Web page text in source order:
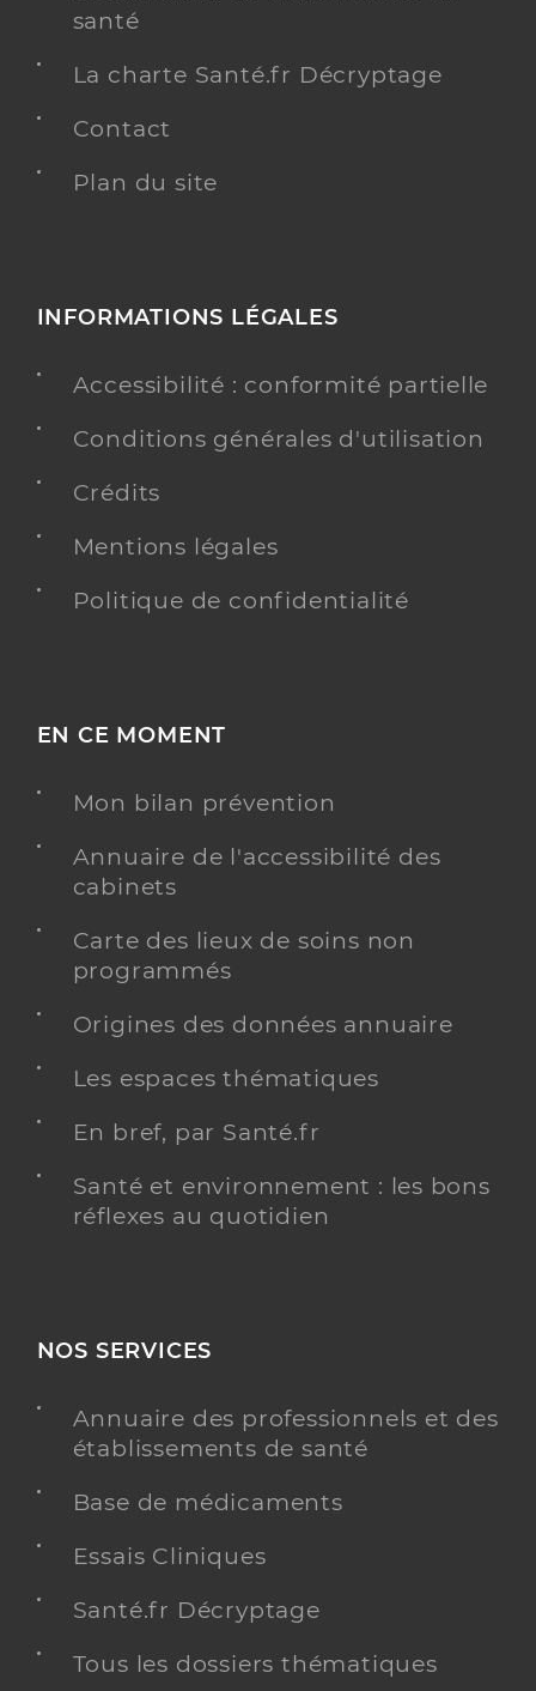
santé
La charte Santé.fr Décryptage
Contact
Plan du site
INFORMATIONS LÉGALES
Accessibilité : conformité partielle
Conditions générales d'utilisation
Crédits
Mentions légales
Politique de confidentialité
EN CE MOMENT
Mon bilan prévention
Annuaire de l'accessibilité des
cabinets
Carte des lieux de soins non
programmés
Origines des données annuaire
Les espaces thématiques
En bref, par Santé.fr
Santé et environnement : les bons
réflexes au quotidien
NOS SERVICES
Annuaire des professionnels et des
établissements de santé
Base de médicaments
Essais Cliniques
Santé.fr Décryptage
Tous les dossiers thématiques